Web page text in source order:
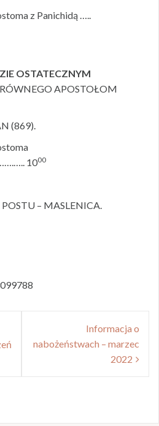
z Panichidą …..
OSTATECZNYM
APOSTOŁOM
(869).
1000
– MASLENICA.
Informacja o
nabożeństwach – marzec
2022